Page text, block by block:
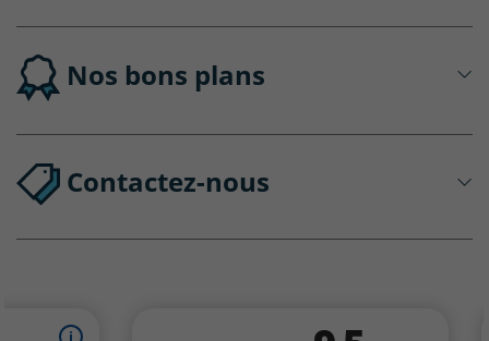
Nos bons plans
Contactez-nous